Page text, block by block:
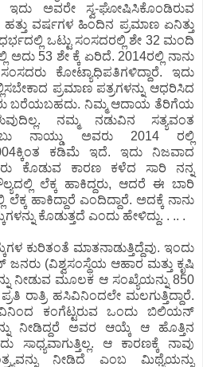
ಇದು ಅವರೇ ಸ್ವ-ಘೋಷಿಸಿಕೊಂಡಿರುವ
ವರ್ಷಗಳ ಹಿಂದಿನ ಪ್ರಮಾಣ ಏನಿತ್ತು
ಒಟ್ಟು ಸಂಸದರಲ್ಲಿ ಶೇ 32 ಮಂದಿ
ಅದು 53 ಶೇ ಕ್ಕೆ ಏರಿದೆ. 2014ರಲ್ಲಿ ನಾನು
ಕೋಟ್ಯಾಧಿಪತಿಗಳಿದ್ದಾರೆ. ಇದು
ಪ್ರಮಾಣ ಪತ್ರಗಳನ್ನು ಆಧರಿಸಿದ
ಬರೆಯಬಹದು. ನಿಮ್ಮ ಆದಾಯ ತೆರಿಗೆಯ
ನಮ್ಮ ನಡುವಿನ ಸತ್ಯವಂತ
ನಾಯ್ಡು ಅವರು 2014 ರಲ್ಲಿ
ಕಡಿಮೆ ಇದೆ. ಇದು ನಿಜವಾದ
ಕೊಡುವ ಕಾರಣ ಕಳೆದ ಸಾರಿ ನನ್ನ
ಲೆಕ್ಕ ಹಾಕಿದ್ದರು, ಆದರೆ ಈ ಬಾರಿ
ಹಾಕಿದ್ದಾರೆ ಎಂದಿದ್ದಾರೆ. ಅದಕ್ಕೆ ನಾನು
ಕೊಡುತ್ತದೆ ಎಂದು ಹೇಳಿದ್ದು. . .. .
ಕುರಿತಂತೆ ಮಾತನಾಡುತ್ತಿದ್ದೆವು. ಇಂದು
(‌ವಿಶ್ವಸಂಸ್ಥೆಯ ಆಹಾರ ಮತ್ತು ಕೃಷಿ
ನೀಡುವ ಮೂಲಕ ಆ ಸಂಖ್ಯೆಯನ್ನು 850
ರಾತ್ರಿ ಹಸಿವಿನಿಂದಲೇ ಮಲಗುತ್ತಿದ್ದಾರೆ.
ಕಂಗೆಟ್ಟರುವ ಒಂದು ಬಿಲಿಯನ್
ನೀಡಿದ್ದರೆ ಅವರ ಆಯ್ಕೆ ಆ ಹೊತ್ತಿನ
ಸಾಧ್ಯವಾಗುತ್ತಿಲ್ಲ. ಆ ಕಾರಣಕ್ಕೆ ನಾವು
ನೀಡಿದೆ ಎಂಬ ಮಿಥ್ಯೆಯನ್ನು